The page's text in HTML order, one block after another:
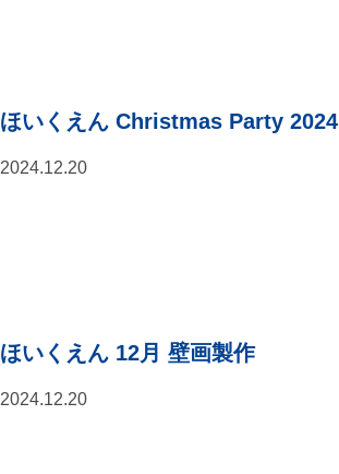
ほいくえん Christmas Party 2024
2024.12.20
ほいくえん 12月 壁画製作
2024.12.20